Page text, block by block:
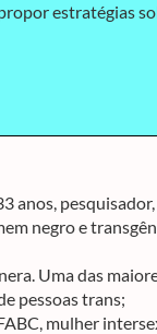
estratégias
anos,
negro e
Uma das
pessoas trans;
mulher